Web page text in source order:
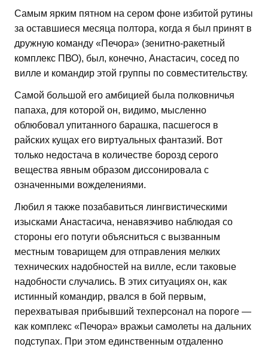
Самым ярким пятном на сером фоне избитой рутины
за оставшиеся месяца полтора, когда я был принят в
дружную команду «Печора» (зенитно-ракетный
комплекс ПВО), был, конечно, Анастасич, сосед по
вилле и командир этой группы по совместительству.
Самой большой его амбицией была полковничья
папаха, для которой он, видимо, мысленно
облюбовал упитанного барашка, пасшегося в
райских кущах его виртуальных фантазий. Вот
только недостача в количестве борозд серого
вещества явным образом диссонировала с
означенными вожделениями.
Любил я также позабавиться лингвистическими
изысками Анастасича, ненавязчиво наблюдая со
стороны его потуги объясниться с вызванным
местным товарищем для отправления мелких
технических надобностей на вилле, если таковые
надобности случались. В этих ситуациях он, как
истинный командир, рвался в бой первым,
перехватывая прибывший техперсонал на пороге —
как комплекс «Печора» вражьи самолеты на дальних
подступах. При этом единственным отдаленно